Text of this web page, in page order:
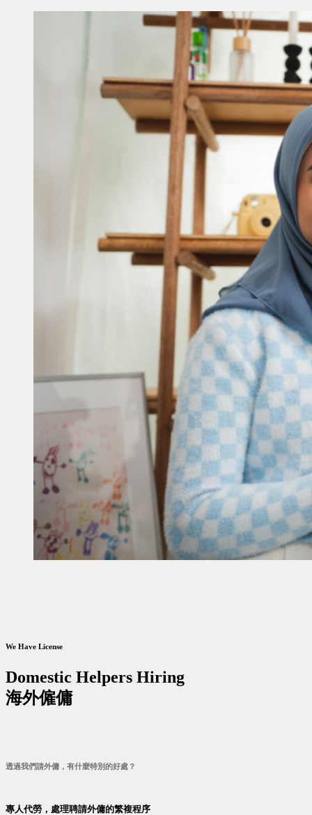
We Have License
Domestic Helpers Hiring
海外僱傭
透過我們請外傭，有什麼特別的好處？
專人代勞，處理聘請外傭的繁複程序